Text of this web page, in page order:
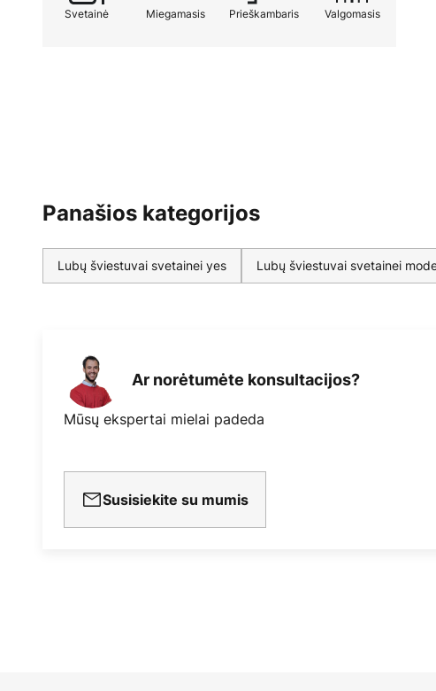
Svetainė Miegamasis Prieškambaris Valgomasis
Panašios kategorijos
Lubų šviestuvai svetainei yes Lubų šviestuvai svetainei
Ar norėtumėte konsultacijos?
Mūsų ekspertai mielai padeda
Susisiekite su mumis